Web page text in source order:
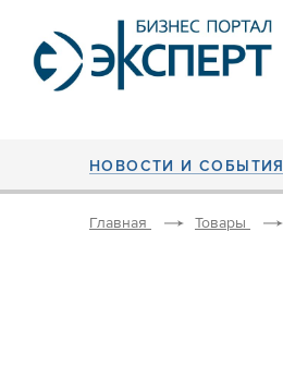
НОВОСТИ И СОБЫТИЯ
Главная Товары